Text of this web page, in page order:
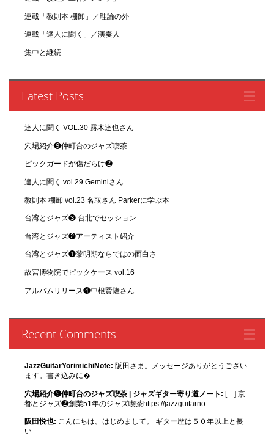
連載「教則本 棚卸」／理論の外
連載「達人に聞く」／演奏人
集中と継続
Latest Posts
達人に聞く VOL.30 露木達也さん
穴場紹介❾仲町台のジャズ喫茶
ピックガードが傷だらけ❷
達人に聞く vol.29 Geminiさん
教則本 棚卸 vol.23 名取さん Parkerに学ぶ本
台湾とジャズ❸ 台北でセッション
台湾とジャズ❷アーティスト紹介
台湾とジャズ❶黎明期ならではの面白さ
故宮博物院でピックケース vol.16
アルバムリリース❹中根賢隆さん
Recent Comments
JazzGuitarYorimichiNote: 阪田さま。メッセージありがとうござい
ます。書き込みに�
穴場紹介❾仲町台のジャズ喫茶 | ジャズギター寄り道ノート: […] 京
都とジャズ❷創業51年のジャズ喫茶https://jazzguitarno
阪田悦也: こんにちは。はじめまして。 ギター歴は５０年以上と長
い